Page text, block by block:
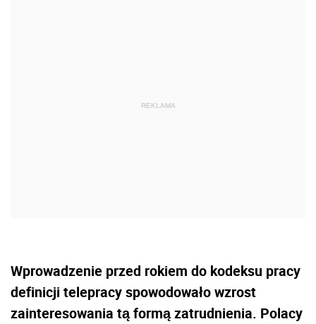
Wprowadzenie przed rokiem do kodeksu pracy
definicji telepracy spowodowało wzrost
zainteresowania tą formą zatrudnienia. Polacy